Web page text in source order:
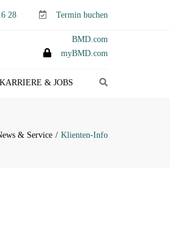
28 Termin buchen
BMD.com
myBMD.com
KARRIERE & JOBS
& Service Klienten-Info